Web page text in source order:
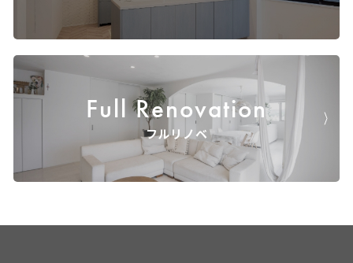
Full Renovation
フルリノベ